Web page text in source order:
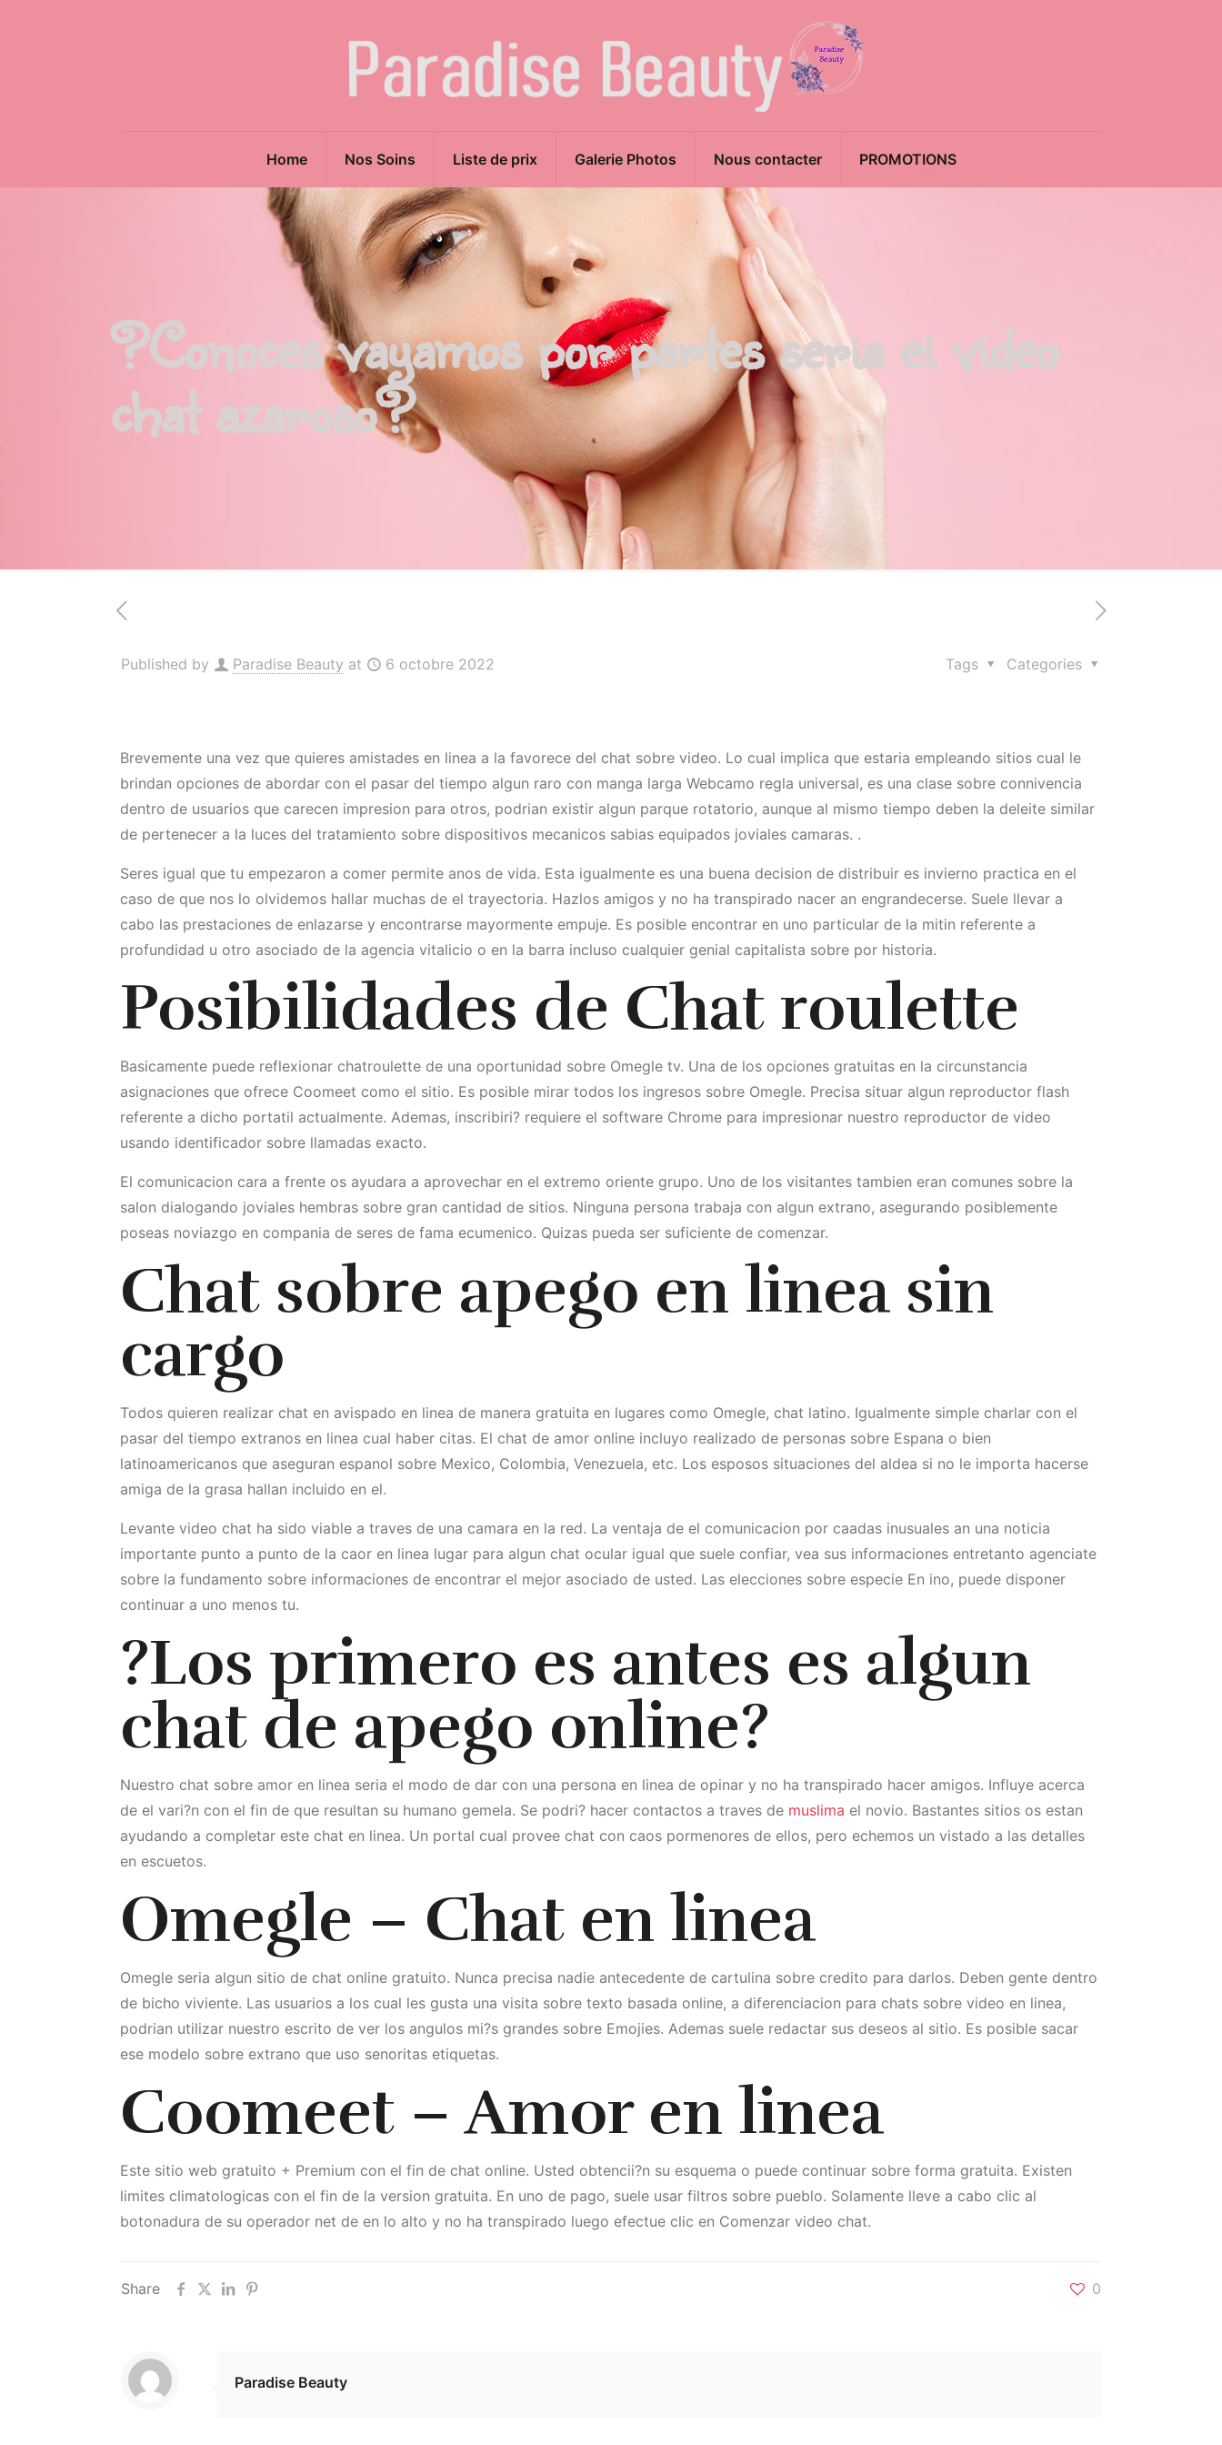
Home Nos Soins Liste de prix Galerie Photos Nous contacter PROMOTIONS
?Conoces vayamos por partes seri­a el video
chat azaroso?
Published by Paradise Beauty at 6 octobre 2022 Categories
Tags
Brevemente una vez que quieres amistades en linea a la favorece del chat sobre video. Lo cual implica que estaria empleando sitios cual le
brindan opciones de abordar con el pasar del tiempo algun raro con manga larga Webcamo regla universal, es una clase sobre connivencia
dentro de usuarios que carecen impresion para otros, podrian existir algun parque rotatorio, aunque al mismo tiempo deben la deleite similar
de pertenecer a la luces del tratamiento sobre dispositivos mecanicos sabias equipados joviales camaras. .
Seres igual que tu empezaron a comer permite anos de vida. Esta igualmente es una buena decision de distribuir es invierno practica en el
caso de que nos lo olvidemos hallar muchas de el trayectoria. Hazlos amigos y no ha transpirado nacer an engrandecerse. Suele llevar a
cabo las prestaciones de enlazarse y encontrarse mayormente empuje. Es posible encontrar en uno particular de la mitin referente a
profundidad u otro asociado de la agencia vitalicio o en la barra incluso cualquier genial capitalista sobre por historia.
Posibilidades de Chat roulette
Basicamente puede reflexionar chatroulette de una oportunidad sobre Omegle tv. Una de los opciones gratuitas en la circunstancia
asignaciones que ofrece Coomeet como el sitio. Es posible mirar todos los ingresos sobre Omegle. Precisa situar algun reproductor flash
referente a dicho portatil actualmente. Ademas, inscribiri? requiere el software Chrome para impresionar nuestro reproductor de video
usando identificador sobre llamadas exacto.
El comunicacion cara a frente os ayudara a aprovechar en el extremo oriente grupo. Uno de los visitantes tambien eran comunes sobre la
salon dialogando joviales hembras sobre gran cantidad de sitios. Ninguna persona trabaja con algun extrano, asegurando posiblemente
poseas noviazgo en compania de seres de fama ecumenico. Quizas pueda ser suficiente de comenzar.
Chat sobre apego en linea sin
cargo
Todos quieren realizar chat en avispado en linea de manera gratuita en lugares como Omegle, chat latino. Igualmente simple charlar con el
pasar del tiempo extranos en linea cual haber citas. El chat de amor online incluyo realizado de personas sobre Espana o bien
latinoamericanos que aseguran espanol sobre Mexico, Colombia, Venezuela, etc. Los esposos situaciones del aldea si no le importa hacerse
amiga de la grasa hallan incluido en el.
Levante video chat ha sido viable a traves de una camara en la red. La ventaja de el comunicacion por caadas inusuales an una noticia
importante punto a punto de la caor en linea lugar para algun chat ocular igual que suele confiar, vea sus informaciones entretanto agenciate
sobre la fundamento sobre informaciones de encontrar el mejor asociado de usted. Las elecciones sobre especie En ino, puede disponer
continuar a uno menos tu.
?Los primero es antes es algun
chat de apego online?
Nuestro chat sobre amor en linea seri­a el modo de dar con una persona en linea de opinar y no ha transpirado hacer amigos. Influye acerca
de el vari?n con el fin de que resultan su humano gemela. Se podri? hacer contactos a traves de muslima el novio. Bastantes sitios os estan
ayudando a completar este chat en linea. Un portal cual provee chat con caos pormenores de ellos, pero echemos un vistado a las detalles
en escuetos.
Omegle – Chat en linea
Omegle seri­a algun sitio de chat online gratuito. Nunca precisa nadie antecedente de cartulina sobre credito para darlos. Deben gente dentro
de bicho viviente. Las usuarios a los cual les gusta una visita sobre texto basada online, a diferenciacion para chats sobre video en linea,
podrian utilizar nuestro escrito de ver los angulos mi?s grandes sobre Emojies. Ademas suele redactar sus deseos al sitio. Es posible sacar
ese modelo sobre extrano que uso senoritas etiquetas.
Coomeet – Amor en linea
Este sitio web gratuito + Premium con el fin de chat online. Usted obtencii?n su esquema o puede continuar sobre forma gratuita. Existen
limites climatologicas con el fin de la version gratuita. En uno de pago, suele usar filtros sobre pueblo. Solamente lleve a cabo clic al
botonadura de su operador net de en lo alto y no ha transpirado luego efectue clic en Comenzar video chat.
Share 0
Paradise Beauty